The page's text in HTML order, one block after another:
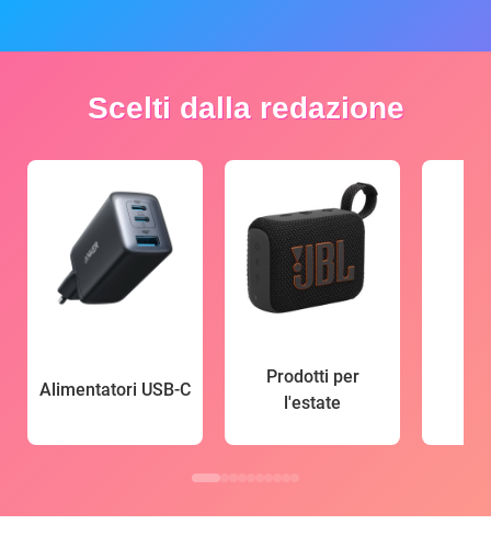
Scelti dalla redazione
Alimentatori USB-C
Prodotti per
l'estate